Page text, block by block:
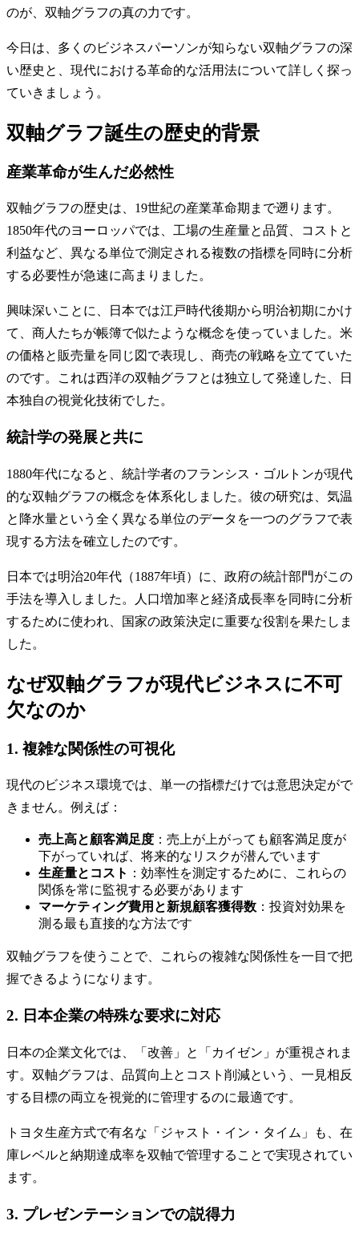
のが、双軸グラフの真の力です。
今日は、多くのビジネスパーソンが知らない双軸グラフの深
い歴史と、現代における革命的な活用法について詳しく探っ
ていきましょう。
双軸グラフ誕生の歴史的背景
産業革命が生んだ必然性
双軸グラフの歴史は、19世紀の産業革命期まで遡ります。
1850年代のヨーロッパでは、工場の生産量と品質、コストと
利益など、異なる単位で測定される複数の指標を同時に分析
する必要性が急速に高まりました。
興味深いことに、日本では江戸時代後期から明治初期にかけ
て、商人たちが帳簿で似たような概念を使っていました。米
の価格と販売量を同じ図で表現し、商売の戦略を立てていた
のです。これは西洋の双軸グラフとは独立して発達した、日
本独自の視覚化技術でした。
統計学の発展と共に
1880年代になると、統計学者のフランシス・ゴルトンが現代
的な双軸グラフの概念を体系化しました。彼の研究は、気温
と降水量という全く異なる単位のデータを一つのグラフで表
現する方法を確立したのです。
日本では明治20年代（1887年頃）に、政府の統計部門がこの
手法を導入しました。人口増加率と経済成長率を同時に分析
するために使われ、国家の政策決定に重要な役割を果たしま
した。
なぜ双軸グラフが現代ビジネスに不可
欠なのか
1. 複雑な関係性の可視化
現代のビジネス環境では、単一の指標だけでは意思決定がで
きません。例えば：
売上高と顧客満足度 ：売上が上がっても顧客満足度が
下がっていれば、将来的なリスクが潜んでいます
生産量とコスト ：効率性を測定するために、これらの
関係を常に監視する必要があります
マーケティング費用と新規顧客獲得数 ：投資対効果を
測る最も直接的な方法です
双軸グラフを使うことで、これらの複雑な関係性を一目で把
握できるようになります。
2. 日本企業の特殊な要求に対応
日本の企業文化では、「改善」と「カイゼン」が重視されま
す。双軸グラフは、品質向上とコスト削減という、一見相反
する目標の両立を視覚的に管理するのに最適です。
トヨタ生産方式で有名な「ジャスト・イン・タイム」も、在
庫レベルと納期達成率を双軸で管理することで実現されてい
ます。
3. プレゼンテーションでの説得力